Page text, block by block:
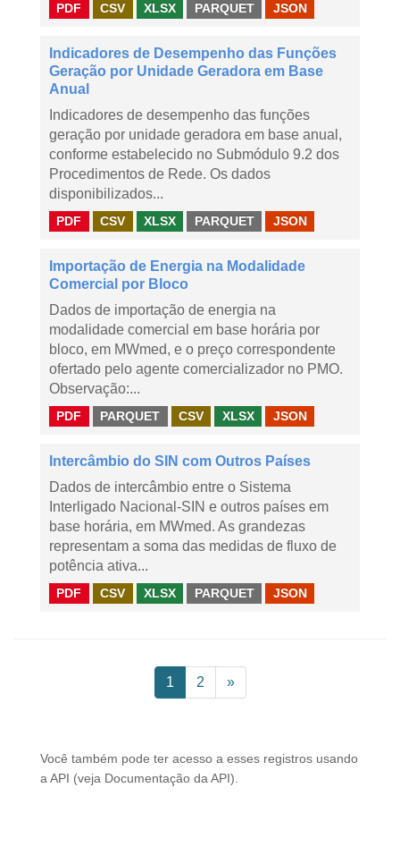
PDF CSV XLSX PARQUET JSON
Indicadores de Desempenho das Funções
Geração por Unidade Geradora em Base
Anual
Indicadores de desempenho das funções
geração por unidade geradora em base anual,
conforme estabelecido no Submódulo 9.2 dos
Procedimentos de Rede. Os dados
disponibilizados...
PDF CSV XLSX PARQUET JSON
Importação de Energia na Modalidade
Comercial por Bloco
Dados de importação de energia na
modalidade comercial em base horária por
bloco, em MWmed, e o preço correspondente
ofertado pelo agente comercializador no PMO.
Observação:...
PDF PARQUET CSV XLSX JSON
Intercâmbio do SIN com Outros Países
Dados de intercâmbio entre o Sistema
Interligado Nacional-SIN e outros países em
base horária, em MWmed. As grandezas
representam a soma das medidas de fluxo de
potência ativa...
PDF CSV XLSX PARQUET JSON
1 2 »
Você também pode ter acesso a esses registros usando
a API (veja Documentação da API ).